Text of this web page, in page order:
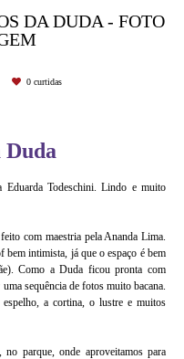
DA DUDA - FOTO
0 curtidas
Duda
Todeschini. Lindo e muito
com maestria pela Ananda Lima.
bem intimista, já que o espaço é bem
Como a Duda ficou pronta com
sequência de fotos muito bacana.
a cortina, o lustre e muitos
parque, onde aproveitamos para